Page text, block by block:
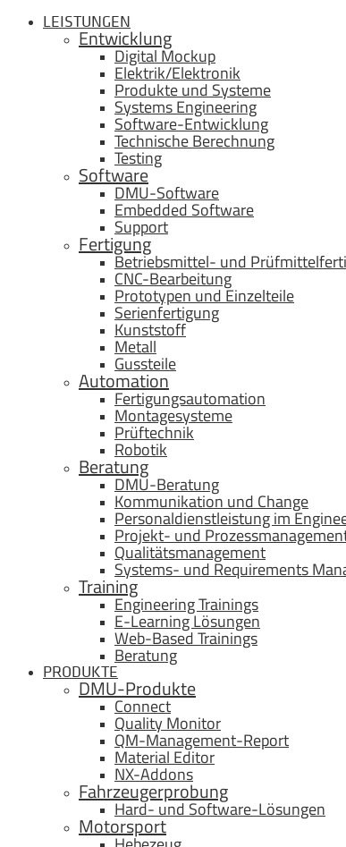
LEISTUNGEN
Entwicklung
Digital Mockup
Elektrik/Elektronik
Produkte und Systeme
Systems Engineering
Software-Entwicklung
Technische Berechnung
Testing
Software
DMU-Software
Embedded Software
Support
Fertigung
Betriebsmittel- und
CNC-Bearbeitung
Prototypen und Einzelteile
Serienfertigung
Kunststoff
Metall
Gussteile
Automation
Fertigungsautomation
Montagesysteme
Prüftechnik
Robotik
Beratung
DMU-Beratung
Kommunikation und Change
Personaldienstleistung im
Projekt- und
Qualitätsmanagement
Systems- und Requirements
Training
Engineering Trainings
E-Learning Lösungen
Web-Based Trainings
Beratung
PRODUKTE
DMU-Produkte
Connect
Quality Monitor
QM-Management-Report
Material Editor
NX-Addons
Fahrzeugerprobung
Hard- und Software-Lösungen
Motorsport